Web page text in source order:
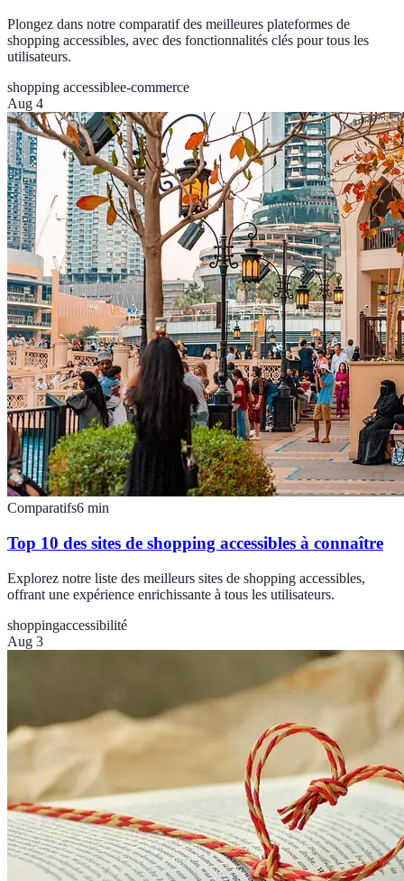
Plongez dans notre comparatif des meilleures plateformes de
shopping accessibles, avec des fonctionnalités clés pour tous les
utilisateurs.
shopping accessiblee-commerce
Aug 4
Comparatifs6 min
Top 10 des sites de shopping accessibles à connaître
Explorez notre liste des meilleurs sites de shopping accessibles,
offrant une expérience enrichissante à tous les utilisateurs.
shoppingaccessibilité
Aug 3